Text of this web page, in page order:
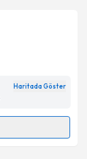
Haritada Göster